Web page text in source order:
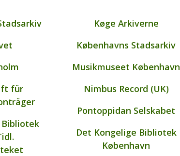
für
Bibliotek
Køge Arkiverne
Københavns Stadsarkiv
Musikmuseet København
Nimbus Record (UK)
Pontoppidan Selskabet
Det Kongelige Bibliotek
København